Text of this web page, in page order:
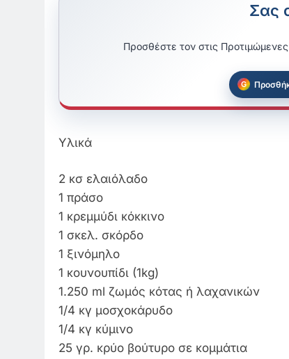
Σας
Προσθέστε τον στις
Υλικά
2 κσ ελαιόλαδο
1 πράσο
1 κρεμμύδι κόκκινο
1 σκελ. σκόρδο
1 ξινόμηλο
1 κουνουπίδι (1kg)
1.250 ml ζωμός κότας ή λαχανικών
1/4 κγ μοσχοκάρυδο
1/4 κγ κύμινο
25 γρ. κρύο βούτυρο σε κομμάτια